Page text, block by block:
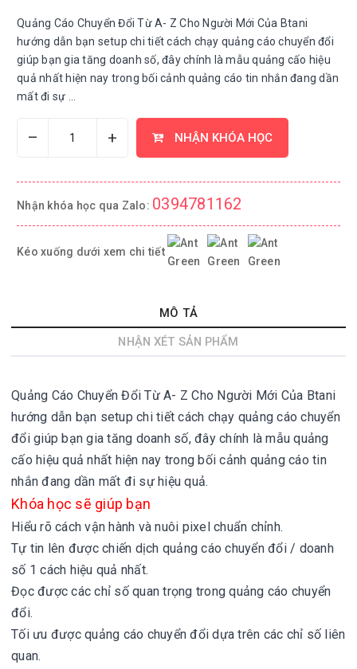
Quảng Cáo Chuyển Đổi Từ A- Z Cho Người Mới Của Btani
hướng dẫn bạn setup chi tiết cách chạy quảng cáo chuyển đổi
giúp bạn gia tăng doanh số, đây chính là mẫu quảng cấo hiệu
quả nhất hiện nay trong bối cảnh quảng cáo tin nhắn đang dần
mất đi sự ...
– + NHẬN KHÓA HỌC
Nhận khóa học qua Zalo: 0394781162
Kéo xuống dưới xem chi tiết
MÔ TẢ
NHẬN XÉT SẢN PHẨM
Quảng Cáo Chuyển Đổi Từ A- Z Cho Người Mới Của Btani
hướng dẫn bạn setup chi tiết cách chạy quảng cáo chuyển
đổi giúp bạn gia tăng doanh số, đây chính là mẫu quảng
cấo hiệu quả nhất hiện nay trong bối cảnh quảng cáo tin
nhắn đang dần mất đi sự hiệu quả.
Khóa học sẽ giúp bạn
Hiểu rõ cách vận hành và nuôi pixel chuẩn chỉnh.
Tự tin lên được chiến dịch quảng cáo chuyển đổi / doanh
số 1 cách hiệu quả nhất.
Đọc được các chỉ số quan trọng trong quảng cáo chuyển
đổi.
Tối ưu được quảng cáo chuyển đổi dựa trên các chỉ số liên
quan.